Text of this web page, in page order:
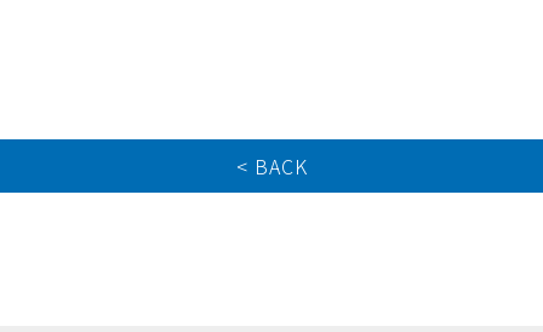
< BACK